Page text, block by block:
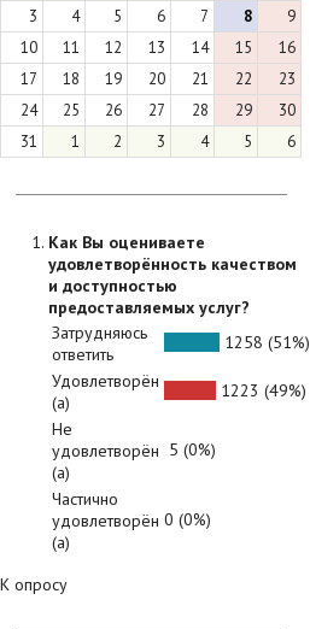
3
4 5 6 7 8
9
10
11 12 13 14 15
16
17
18 19 20 21 22
23
24
25 26 27 28 29
30
31
1 2 3 4 5 6
Как Вы оцениваете
удовлетворённость качеством
и доступностью
предоставляемых услуг?
Затрудняюсь
ответить
1258 (51%)
Удовлетворён
(а)
1223 (49%)
Не
удовлетворён
(а)
5 (0%)
Частично
удовлетворён
(а)
0 (0%)
К опросу